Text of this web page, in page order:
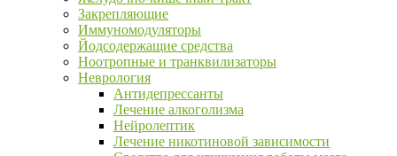
Закрепляющие
Иммуномодуляторы
Йодсодержащие средства
Ноотропные и транквилизаторы
Неврология
Антидепрессанты
Лечение алкоголизма
Нейролептик
Лечение никотиновой зависимости